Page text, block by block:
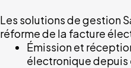
Les solutions de gestion
réforme de la facture
Émission et
électronique depuis